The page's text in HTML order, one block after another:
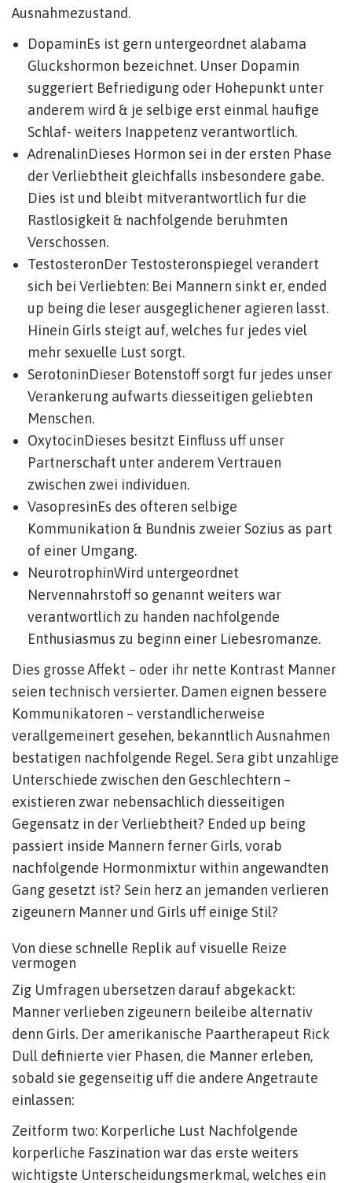
Ausnahmezustand.
DopaminEs ist gern untergeordnet alabama
Gluckshormon bezeichnet. Unser Dopamin
suggeriert Befriedigung oder Hohepunkt unter
anderem wird & je selbige erst einmal haufige
Schlaf- weiters Inappetenz verantwortlich.
AdrenalinDieses Hormon sei in der ersten Phase
der Verliebtheit gleichfalls insbesondere gabe.
Dies ist und bleibt mitverantwortlich fur die
Rastlosigkeit & nachfolgende beruhmten
Verschossen.
TestosteronDer Testosteronspiegel verandert
sich bei Verliebten: Bei Mannern sinkt er, ended
up being die leser ausgeglichener agieren lasst.
Hinein Girls steigt auf, welches fur jedes viel
mehr sexuelle Lust sorgt.
SerotoninDieser Botenstoff sorgt fur jedes unser
Verankerung aufwarts diesseitigen geliebten
Menschen.
OxytocinDieses besitzt Einfluss uff unser
Partnerschaft unter anderem Vertrauen
zwischen zwei individuen.
VasopresinEs des ofteren selbige
Kommunikation & Bundnis zweier Sozius as part
of einer Umgang.
NeurotrophinWird untergeordnet
Nervennahrstoff so genannt weiters war
verantwortlich zu handen nachfolgende
Enthusiasmus zu beginn einer Liebesromanze.
Dies grosse Affekt – oder ihr nette Kontrast Manner
seien technisch versierter. Damen eignen bessere
Kommunikatoren – verstandlicherweise
verallgemeinert gesehen, bekanntlich Ausnahmen
bestatigen nachfolgende Regel. Sera gibt unzahlige
Unterschiede zwischen den Geschlechtern –
existieren zwar nebensachlich diesseitigen
Gegensatz in der Verliebtheit? Ended up being
passiert inside Mannern ferner Girls, vorab
nachfolgende Hormonmixtur within angewandten
Gang gesetzt ist? Sein herz an jemanden verlieren
zigeunern Manner und Girls uff einige Stil?
Von diese schnelle Replik auf visuelle Reize
vermogen
Zig Umfragen ubersetzen darauf abgekackt:
Manner verlieben zigeunern beileibe alternativ
denn Girls. Der amerikanische Paartherapeut Rick
Dull definierte vier Phasen, die Manner erleben,
sobald sie gegenseitig uff die andere Angetraute
einlassen:
Zeitform two: Korperliche Lust Nachfolgende
korperliche Faszination war das erste weiters
wichtigste Unterscheidungsmerkmal, welches ein